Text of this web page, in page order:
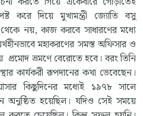
করে দিয়ে মুখ্যমন্ত্রী জ্যোতি বসু
নয়, কাজ করবে সাধারণের মধ্যে
মহাকরণের সমস্ত অফিসার ও
প্রমোদ ভ্রমণে বেরোতে হবে। বরং তিনি
কার্যকরী রূপদানের কথা ভেবেছেন।
কিছুদিনের মধ্যেই ১৯৭৮ সালে
অনুষ্ঠিত হয়েছিল। যদিও সেই সময়ে